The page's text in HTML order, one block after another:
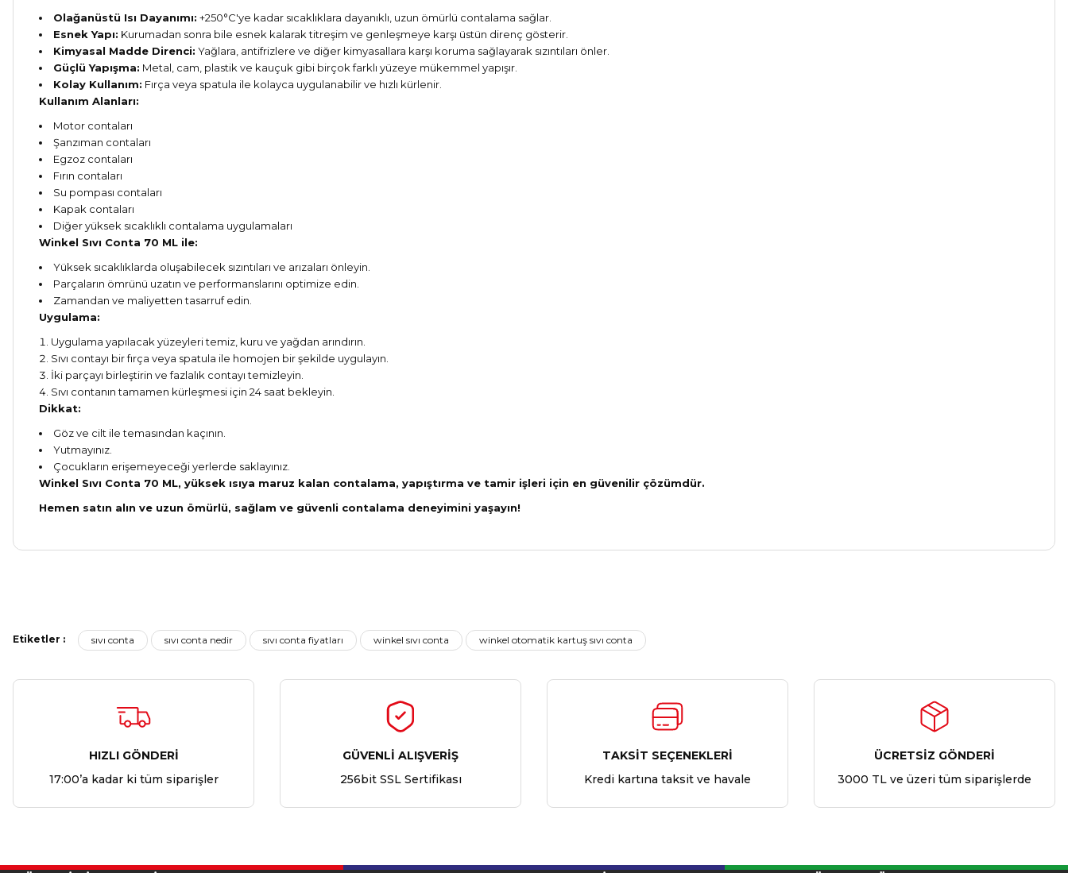
Olağanüstü Isı Dayanımı: +250°C'ye kadar sıcaklıklara dayanıklı, uzun ömürlü contalama sağlar.
Esnek Yapı: Kurumadan sonra bile esnek kalarak titreşim ve genleşmeye karşı üstün direnç gösterir.
Kimyasal Madde Direnci: Yağlara, antifrizlere ve diğer kimyasallara karşı koruma sağlayarak sızıntıları önler.
Güçlü Yapışma: Metal, cam, plastik ve kauçuk gibi birçok farklı yüzeye mükemmel yapışır.
Kolay Kullanım: Fırça veya spatula ile kolayca uygulanabilir ve hızlı kürlenir.
Kullanım Alanları:
Motor contaları
Şanzıman contaları
Egzoz contaları
Fırın contaları
Su pompası contaları
Kapak contaları
Diğer yüksek sıcaklıklı contalama uygulamaları
Winkel Sıvı Conta 70 ML ile:
Yüksek sıcaklıklarda oluşabilecek sızıntıları ve arızaları önleyin.
Parçaların ömrünü uzatın ve performanslarını optimize edin.
Zamandan ve maliyetten tasarruf edin.
Uygulama:
Uygulama yapılacak yüzeyleri temiz, kuru ve yağdan arındırın.
Sıvı contayı bir fırça veya spatula ile homojen bir şekilde uygulayın.
İki parçayı birleştirin ve fazlalık contayı temizleyin.
Sıvı contanın tamamen kürleşmesi için 24 saat bekleyin.
Dikkat:
Göz ve cilt ile temasından kaçının.
Yutmayınız.
Çocukların erişemeyeceği yerlerde saklayınız.
Winkel Sıvı Conta 70 ML, yüksek ısıya maruz kalan contalama, yapıştırma ve tamir işleri için en güvenilir çözümdür.
Hemen satın alın ve uzun ömürlü, sağlam ve güvenli contalama deneyimini yaşayın!
Etiketler : sıvı conta sıvı conta nedir sıvı conta fiyatları winkel sıvı conta winkel otomatik kartuş sıvı conta
HIZLI GÖNDERİ
17:00’a kadar ki tüm siparişler
GÜVENLİ ALIŞVERİŞ
256bit SSL Sertifikası
TAKSİT SEÇENEKLERİ
Kredi kartına taksit ve havale
ÜCRETSİZ GÖNDERİ
3000 TL ve üzeri tüm siparişlerde